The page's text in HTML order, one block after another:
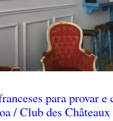
para provar e
/ Club des Châteaux